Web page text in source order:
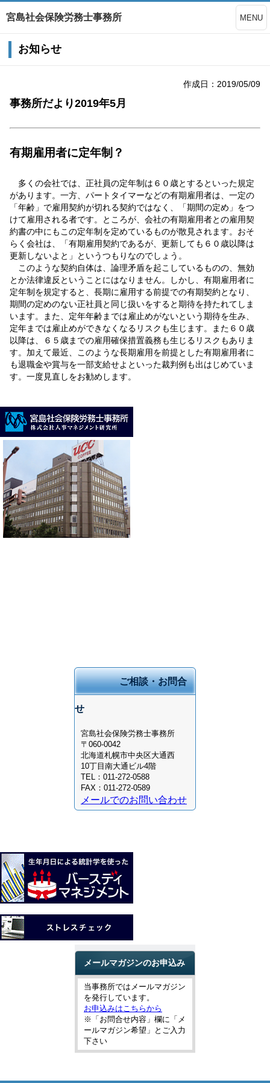
宮島社会保険労務士事務所 MENU
お知らせ
作成日：2019/05/09
事務所だより2019年5月
有期雇用者に定年制？
多くの会社では、正社員の定年制は６０歳とするといった規定
があります。一方、パートタイマーなどの有期雇用者は、一定の
「年齢」で雇用契約が切れる契約ではなく、「期間の定め」をつ
けて雇用される者です。ところが、会社の有期雇用者との雇用契
約書の中にもこの定年制を定めているものが散見されます。おそ
らく会社は、「有期雇用契約であるが、更新しても６０歳以降は
更新しないよと」というつもりなのでしょう。
このような契約自体は、論理矛盾を起こしているものの、無効
とか法律違反ということにはなりません。しかし、有期雇用者に
定年制を規定すると、長期に雇用する前提での有期契約となり、
期間の定めのない正社員と同じ扱いをすると期待を持たれてしま
います。また、定年年齢までは雇止めがないという期待を生み、
定年までは雇止めができなくなるリスクも生じます。また６０歳
以降は、６５歳までの雇用確保措置義務も生じるリスクもありま
す。加えて最近、このような長期雇用を前提とした有期雇用者に
も退職金や賞与を一部支給せよといった裁判例も出はじめていま
す。一度見直しをお勧めします。
ご相談・お問合
せ
宮島社会保険労務士事務所
〒060-0042
北海道札幌市中央区大通西
10丁目 南大通ビル4階
TEL： 011-272-0588
FAX： 011-272-0589
メールでのお問い合わせ
メールマガジンのお申込み
当事務所ではメールマガジン
を発行しています。
お申込みはこちらから
※「お問合せ内容」欄に「メ
ールマガジン希望」とご入力
下さい